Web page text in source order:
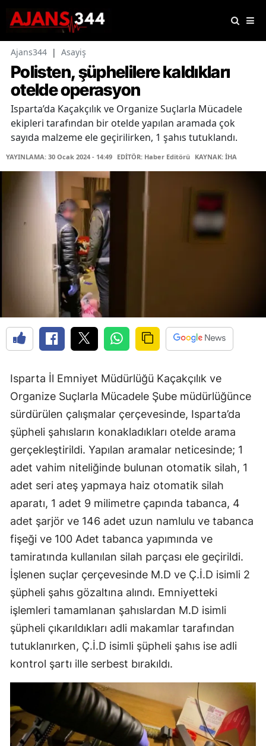
Ajans344 | Asayiş
Polisten, şüphelilere kaldıkları
otelde operasyon
Isparta’da Kaçakçılık ve Organize Suçlarla Mücadele
ekipleri tarafından bir otelde yapılan aramada çok
sayıda malzeme ele geçirilirken, 1 şahıs tutuklandı.
YAYINLAMA: 30 Ocak 2024 - 14:49 EDİTÖR: Haber Editörü KAYNAK: İHA
Isparta İl Emniyet Müdürlüğü Kaçakçılık ve
Organize Suçlarla Mücadele Şube müdürlüğünce
sürdürülen çalışmalar çerçevesinde, Isparta’da
şüpheli şahısların konakladıkları otelde arama
gerçekleştirildi. Yapılan aramalar neticesinde; 1
adet vahim niteliğinde bulunan otomatik silah, 1
adet seri ateş yapmaya haiz otomatik silah
aparatı, 1 adet 9 milimetre çapında tabanca, 4
adet şarjör ve 146 adet uzun namlulu ve tabanca
fişeği ve 100 Adet tabanca yapımında ve
tamiratında kullanılan silah parçası ele geçirildi.
İşlenen suçlar çerçevesinde M.D ve Ç.İ.D isimli 2
şüpheli şahıs gözaltına alındı. Emniyetteki
işlemleri tamamlanan şahıslardan M.D isimli
şüpheli çıkarıldıkları adli makamlar tarafından
tutuklanırken, Ç.İ.D isimli şüpheli şahıs ise adli
kontrol şartı ille serbest bırakıldı.